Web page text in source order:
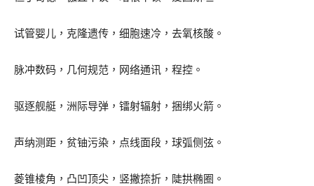
试管婴儿，克隆遗传，细胞速冷，去氧核酸。
脉冲数码，几何规范，网络通讯，程控。
驱逐舰艇，洲际导弹，镭射辐射，捆绑火箭。
声纳测距，贫铀污染，点线面段，球弧侧弦。
菱锥棱角，凸凹顶尖，竖撇捺折，陡拱椭圈。